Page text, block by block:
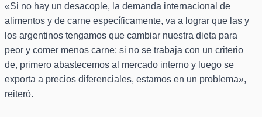
«Si no hay un desacople, la demanda internacional de
alimentos y de carne específicamente, va a lograr que las y
los argentinos tengamos que cambiar nuestra dieta para
peor y comer menos carne; si no se trabaja con un criterio
de, primero abastecemos al mercado interno y luego se
exporta a precios diferenciales, estamos en un problema»,
reiteró.